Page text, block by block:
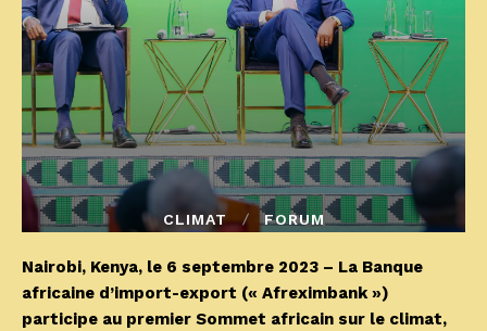
CLIMAT FORUM
Nairobi, Kenya, le 6 septembre 2023 – La Banque
africaine d’import-export (« Afreximbank »)
participe au premier Sommet africain sur le climat,